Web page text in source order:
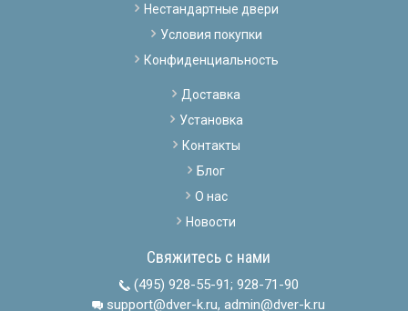
Нестандартные двери
Условия покупки
Конфиденциальность
Доставка
Установка
Контакты
Блог
О нас
Новости
Свяжитесь с нами
(495) 928-55-91; 928-71-90
support@dver-k.ru, admin@dver-k.ru